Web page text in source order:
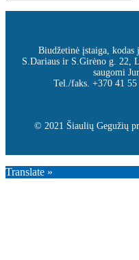
Biudžetinė įstaiga, kodas
S.Dariaus ir S.Girėno g. 22,
saugomi
Tel./faks. +370 41
© 2021 Šiaulių Gegužių
Translate »